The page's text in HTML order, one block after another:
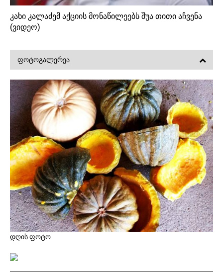
კახი კალაძემ აქციის მონაწილეებს შუა თითი აჩვენა
(ვიდეო)
ᲤᲝᲢᲝᲒᲐᲚᲔᲠᲔᲐ
დღის ფოტო